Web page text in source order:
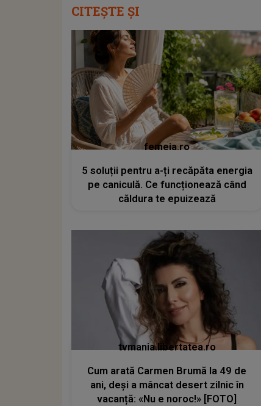
CITEȘTE ȘI
femeia.ro
5 soluții pentru a-ți recăpăta energia
pe caniculă. Ce funcționează când
căldura te epuizează
tvmania.libertatea.ro
Cum arată Carmen Brumă la 49 de
ani, deși a mâncat desert zilnic în
vacanță: «Nu e noroc!» [FOTO]